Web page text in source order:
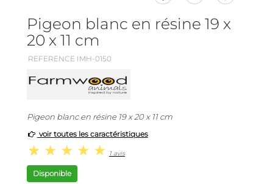
Pigeon blanc en résine 19 x
20 x 11 cm
REFERENCE IMH-0150
Pigeon blanc en résine 19 x 20 x 11 cm
voir toutes les caractéristiques
1 avis
Disponible